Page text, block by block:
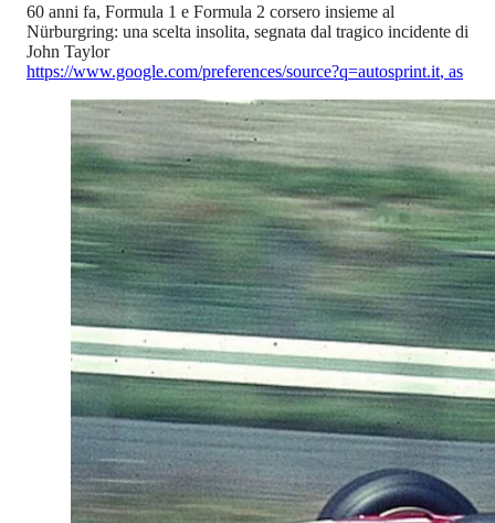
60 anni fa, Formula 1 e Formula 2 corsero insieme al
Nürburgring: una scelta insolita, segnata dal tragico incidente di
John Taylor
https://www.google.com/preferences/source?q=autosprint.it, as